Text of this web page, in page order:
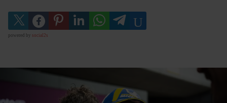
powered by social2s